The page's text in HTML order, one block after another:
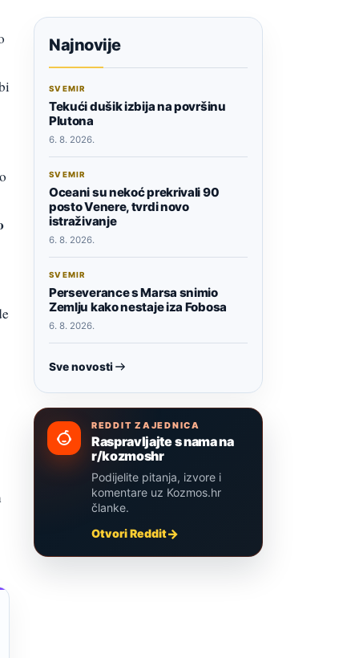
Najnovije
SVEMIR
Tekući dušik izbija na površinu
Plutona
6. 8. 2026.
SVEMIR
Oceani su nekoć prekrivali 90
posto Venere, tvrdi novo
istraživanje
6. 8. 2026.
SVEMIR
Perseverance s Marsa snimio
Zemlju kako nestaje iza Fobosa
6. 8. 2026.
Sve novosti
REDDIT ZAJEDNICA
Raspravljajte s nama na
r/kozmoshr
Podijelite pitanja, izvore i
komentare uz Kozmos.hr
članke.
Otvori Reddit